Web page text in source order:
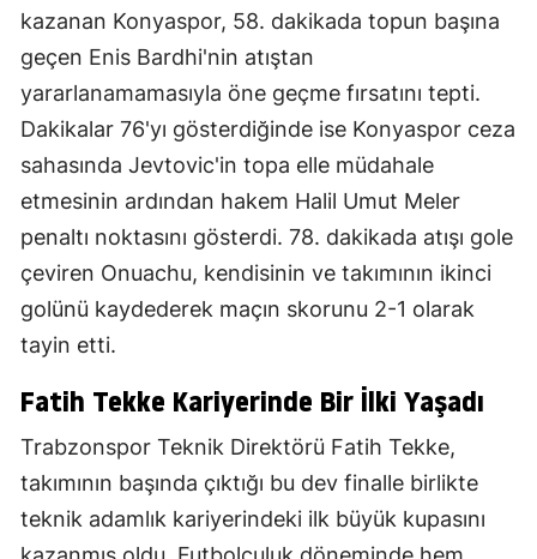
kazanan Konyaspor, 58. dakikada topun başına
geçen Enis Bardhi'nin atıştan
yararlanamamasıyla öne geçme fırsatını tepti.
Dakikalar 76'yı gösterdiğinde ise Konyaspor ceza
sahasında Jevtovic'in topa elle müdahale
etmesinin ardından hakem Halil Umut Meler
penaltı noktasını gösterdi. 78. dakikada atışı gole
çeviren Onuachu, kendisinin ve takımının ikinci
golünü kaydederek maçın skorunu 2-1 olarak
tayin etti.
Fatih Tekke Kariyerinde Bir İlki Yaşadı
Trabzonspor Teknik Direktörü Fatih Tekke,
takımının başında çıktığı bu dev finalle birlikte
teknik adamlık kariyerindeki ilk büyük kupasını